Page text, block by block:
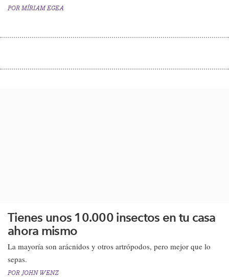
POR MÍRIAM EGEA
Tienes unos 10.000 insectos en tu casa
ahora mismo
La mayoría son arácnidos y otros artrópodos, pero mejor que lo
sepas.
POR JOHN WENZ